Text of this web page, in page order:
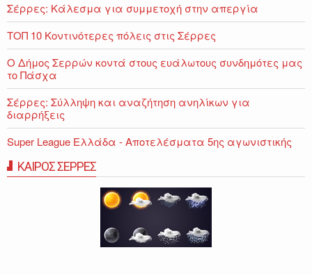
Σέρρες: Κάλεσμα για συμμετοχή στην απεργία
ΤΟΠ 10 Κοντινότερες πόλεις στις Σέρρες
Ο Δήμος Σερρών κοντά στους ευάλωτους συνδημότες μας
το Πάσχα
Σέρρες: Σύλληψη και αναζήτηση ανηλίκων για
διαρρήξεις
Super League Ελλάδα - Αποτελέσματα 5ης αγωνιστικής
ΚΑΙΡΟΣ ΣΕΡΡΕΣ